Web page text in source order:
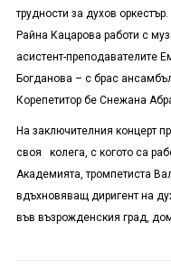
трудности за духов
Райна Кацарова работи с
асистент-преподавателите
Богданова – с брас
Корепетитор бе Снежана
На заключителния концерт
своя колега, с когото са
Академията, тромпетиста
вдъхновяващ диригент на
във възрожденския град,